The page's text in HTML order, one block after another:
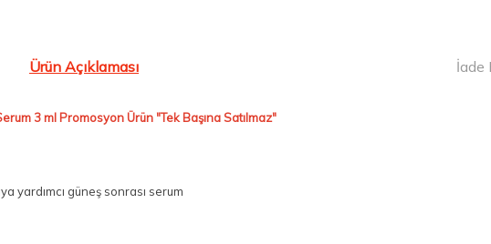
Ürün Açıklaması İade
3 ml Promosyon Ürün "Tek Başına Satılmaz"
yardımcı güneş sonrası serum